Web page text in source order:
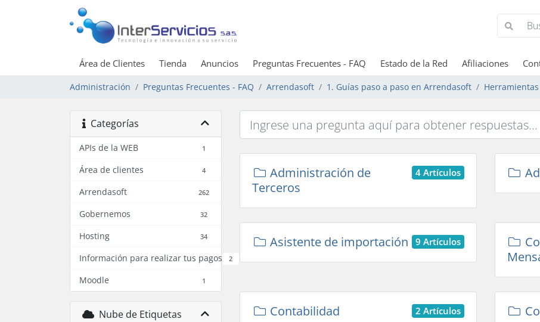
Área de Clientes Tienda Anuncios Preguntas Frecuentes - FAQ Estado de la Red Afiliaciones
Administración Preguntas Frecuentes - FAQ Arrendasoft 1. Guías paso a paso en Arrendasoft Herramientas
Categorías
APIs de la WEB 1
Área de clientes 4
Arrendasoft 262
Gobernemos 32
Hosting 34
Información para realizar tus pagos 2
Moodle 1
Nube de Etiquetas
4 Artículos
Administración de
Terceros
9 Artículos
Asistente de importación
2 Artículos
Contabilidad